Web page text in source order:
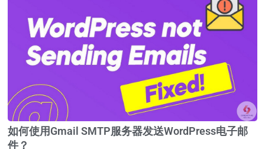
如何使用Gmail SMTP服务器发送WordPress电子邮
件？